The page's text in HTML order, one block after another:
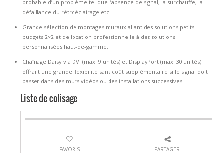
probable d’un problème tel que l’absence de signal, la surchauffe, la
défaillance du rétroéclairage etc.
Grande sélection de montages muraux allant des solutions petits
budgets 2×2 et de location professionnelle à des solutions
personnalisées haut-de-gamme.
Chaînage Daisy via DVI (max. 9 unités) et DisplayPort (max. 30 unités)
offrant une grande ﬂexibilité sans coût supplémentaire si le signal doit
passer dans des murs vidéos ou des installations successives
Liste de colisage
FAVORIS PARTAGER